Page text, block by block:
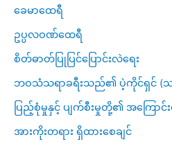
ခေမာထေရီ
ဥပ္ပလဝဏ်ထေရီ
စိတ်ဓာတ်ပြုပြင်ပြောင်းလဲရေး
ဘဝသံသရာခရီးသည်၏ ပဲ့ကိုင်ရှင် (သ
ပြည့်စုံမှုနှင့် ပျက်စီးမှုတို့၏ အကြောင်
အားကိုးတရား ရှိထားစေချင်